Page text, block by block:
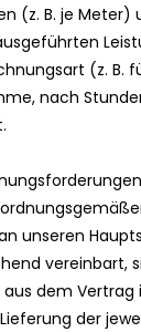
(z. B. je Meter)
(z. B.
nach
unseren
vereinbart,
dem Vertrag
der